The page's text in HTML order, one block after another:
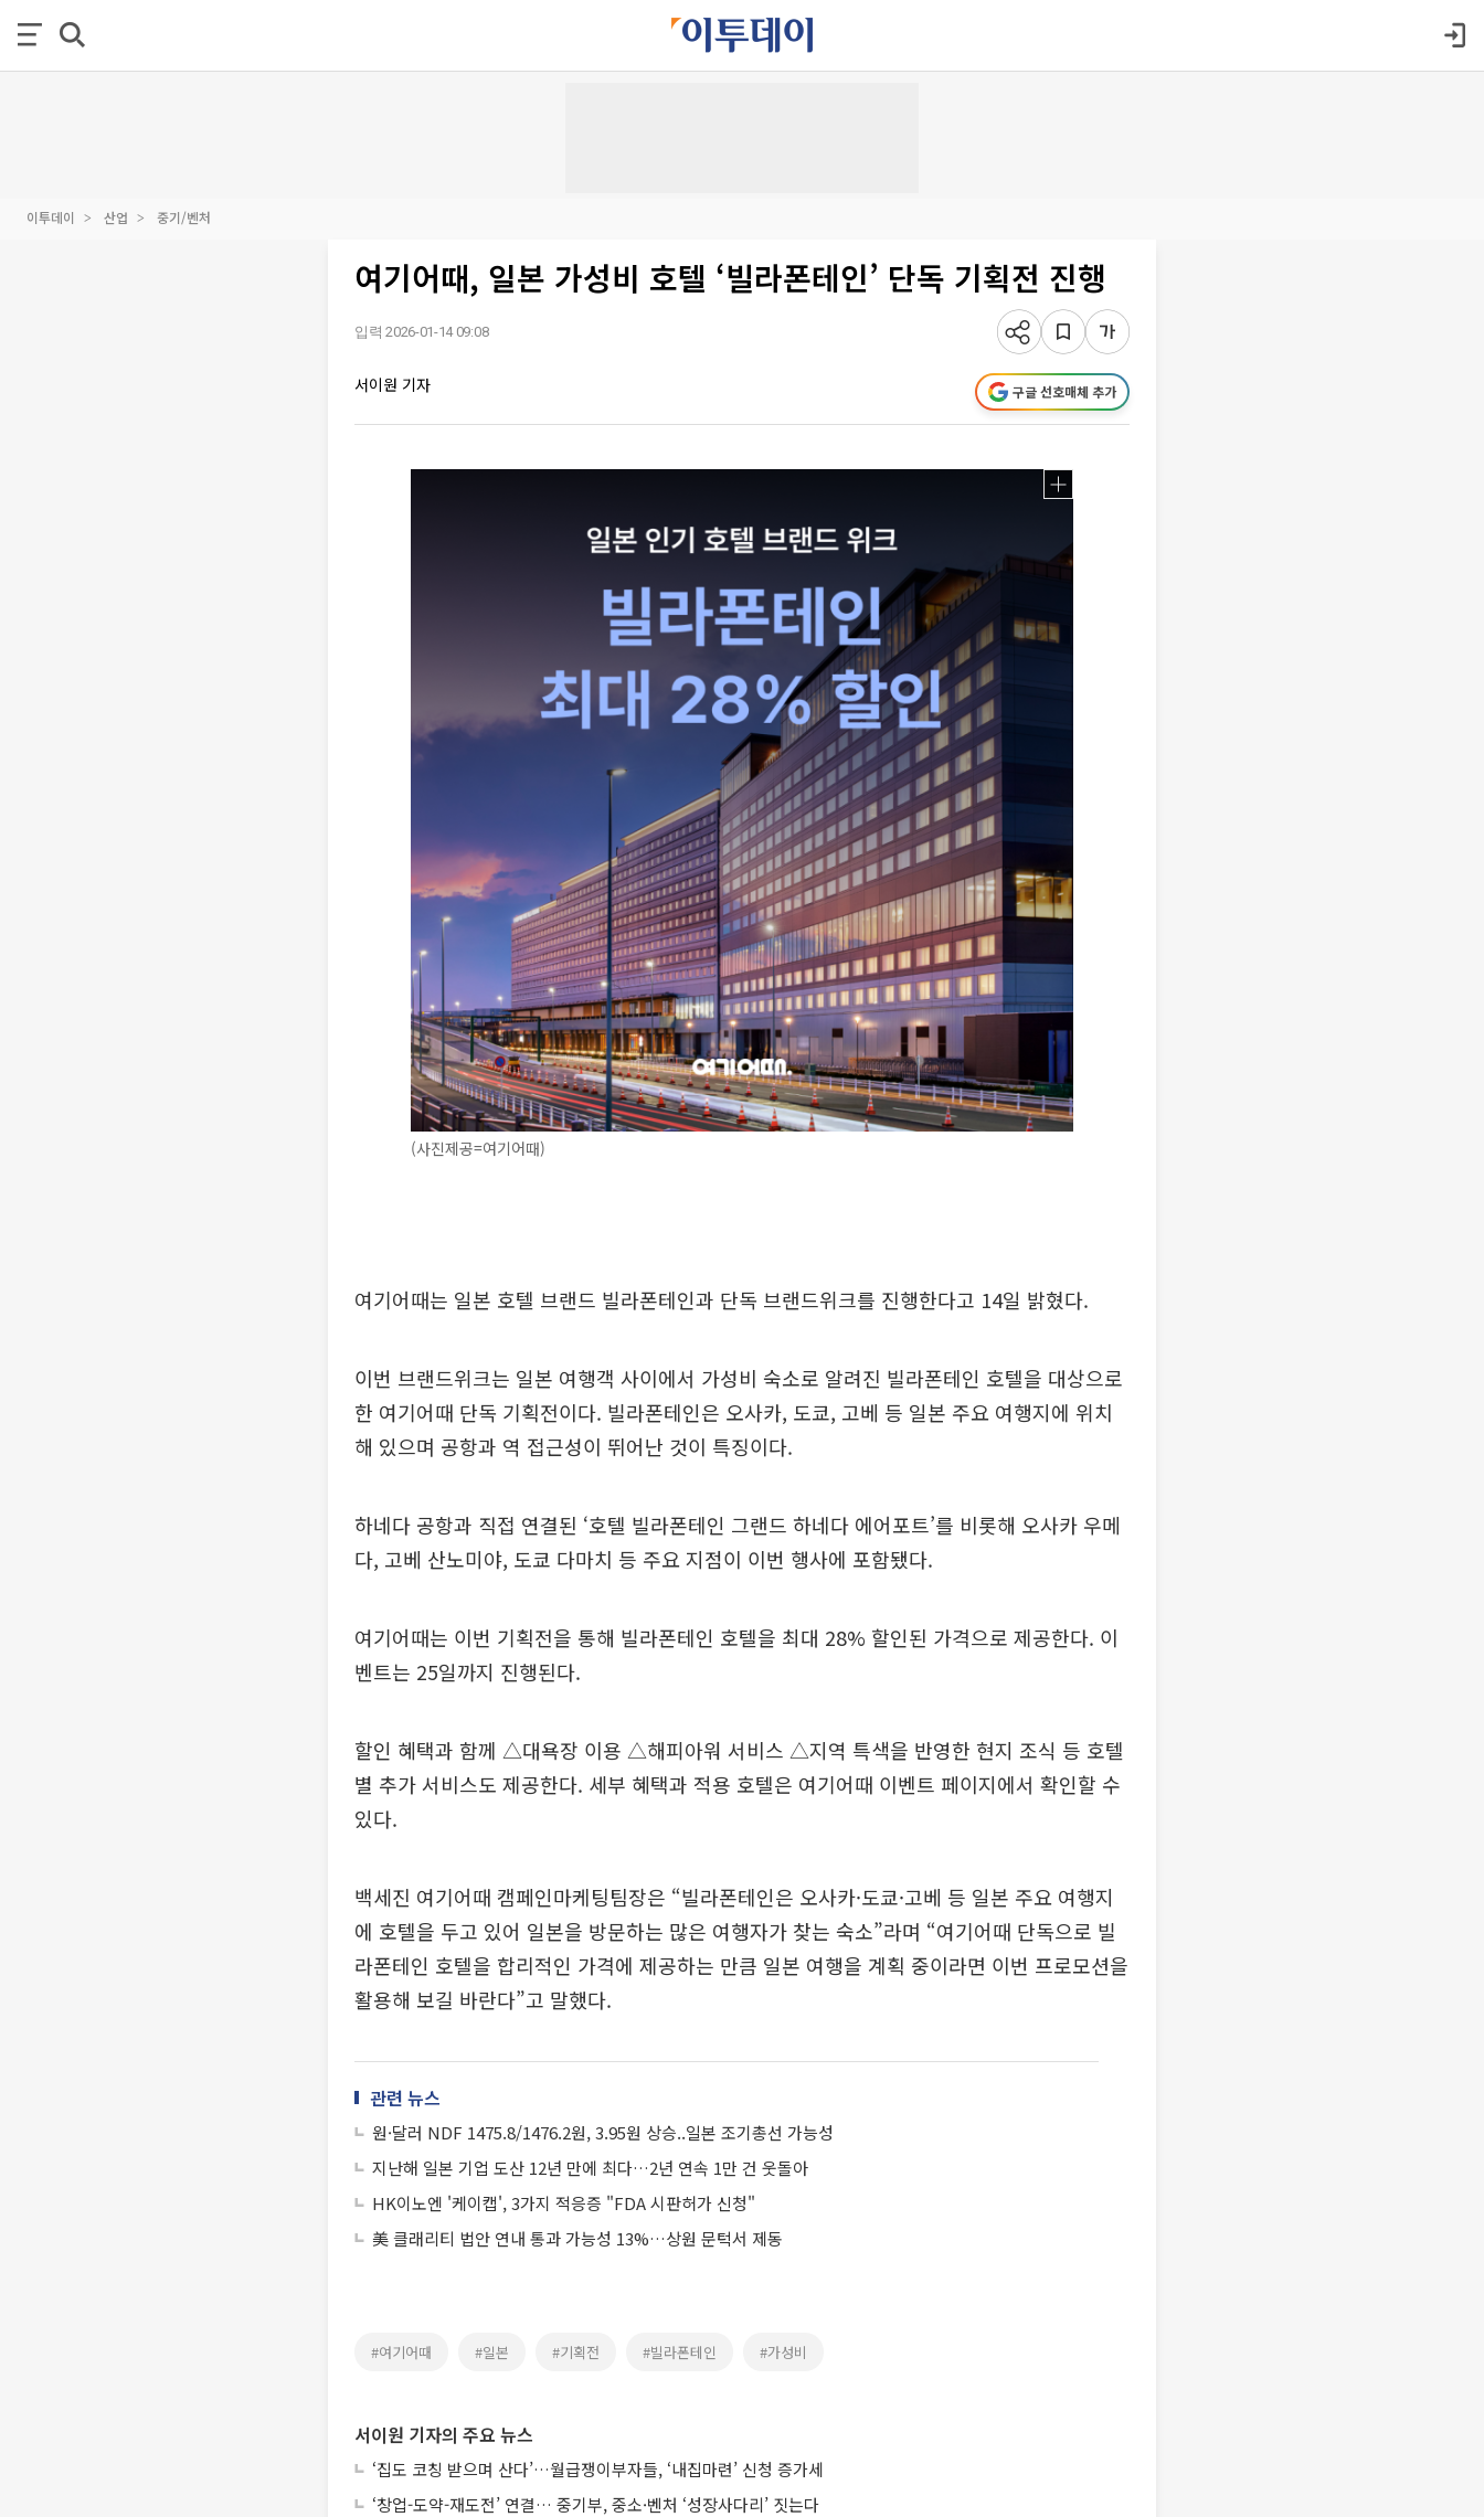
이투데이 산업 중기/벤처
여기어때, 일본 가성비 호텔 ‘빌라폰테인’ 단독 기획전 진행
입력 2026-01-14 09:08
서이원 기자 구글 선호매체 추가
(사진제공=여기어때)
여기어때는 일본 호텔 브랜드 빌라폰테인과 단독 브랜드위크를 진행한다고 14일 밝혔다.
이번 브랜드위크는 일본 여행객 사이에서 가성비 숙소로 알려진 빌라폰테인 호텔을 대상으로
한 여기어때 단독 기획전이다. 빌라폰테인은 오사카, 도쿄, 고베 등 일본 주요 여행지에 위치
해 있으며 공항과 역 접근성이 뛰어난 것이 특징이다.
하네다 공항과 직접 연결된 ‘호텔 빌라폰테인 그랜드 하네다 에어포트’를 비롯해 오사카 우메
다, 고베 산노미야, 도쿄 다마치 등 주요 지점이 이번 행사에 포함됐다.
여기어때는 이번 기획전을 통해 빌라폰테인 호텔을 최대 28% 할인된 가격으로 제공한다. 이
벤트는 25일까지 진행된다.
할인 혜택과 함께 △대욕장 이용 △해피아워 서비스 △지역 특색을 반영한 현지 조식 등 호텔
별 추가 서비스도 제공한다. 세부 혜택과 적용 호텔은 여기어때 이벤트 페이지에서 확인할 수
있다.
백세진 여기어때 캠페인마케팅팀장은 “빌라폰테인은 오사카·도쿄·고베 등 일본 주요 여행지
에 호텔을 두고 있어 일본을 방문하는 많은 여행자가 찾는 숙소”라며 “여기어때 단독으로 빌
라폰테인 호텔을 합리적인 가격에 제공하는 만큼 일본 여행을 계획 중이라면 이번 프로모션을
활용해 보길 바란다”고 말했다.
관련 뉴스
원·달러 NDF 1475.8/1476.2원, 3.95원 상승..일본 조기총선 가능성
지난해 일본 기업 도산 12년 만에 최다…2년 연속 1만 건 웃돌아
HK이노엔 '케이캡', 3가지 적응증 "FDA 시판허가 신청"
美 클래리티 법안 연내 통과 가능성 13%…상원 문턱서 제동
#여기어때 #일본 #기획전 #빌라폰테인 #가성비
서이원 기자의 주요 뉴스
‘집도 코칭 받으며 산다’…월급쟁이부자들, ‘내집마련’ 신청 증가세
‘창업-도약-재도전’ 연결… 중기부, 중소·벤처 ‘성장사다리’ 짓는다